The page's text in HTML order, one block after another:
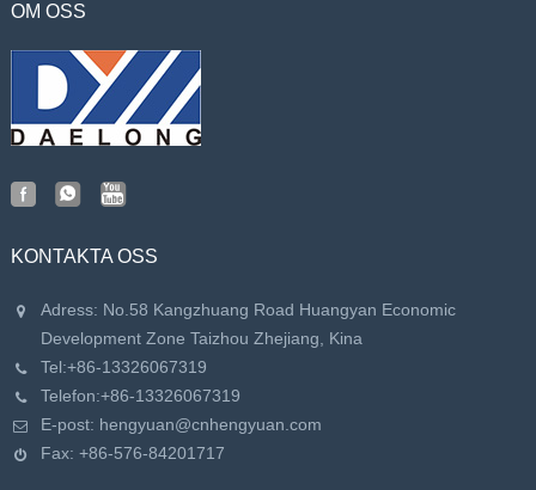
OM OSS
KONTAKTA OSS
Adress: No.58 Kangzhuang Road Huangyan Economic
Development Zone Taizhou Zhejiang, Kina
Tel:+86-13326067319
Telefon:+86-13326067319
E-post: hengyuan@cnhengyuan.com
Fax: +86-576-84201717